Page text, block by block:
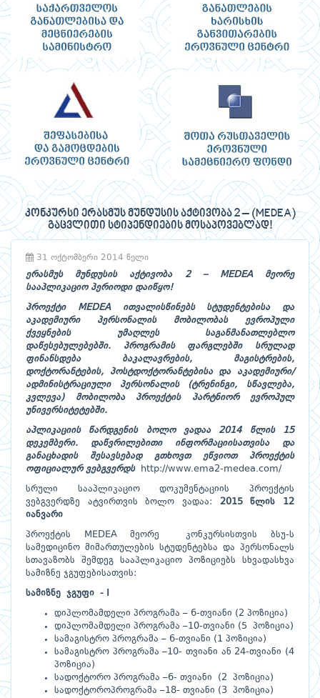
კონკურსი ერასმუს მუნდუსის აქტივობა 2 – (MEDEA)
გაცვლითი სტიპენდიების მოსაპოვებლად!
31 ოქტომბერი 2014 წელი
ერასმუს მუნდუსის აქტივობა 2 – MEDEA
მეორე
სააპლიკაციო პერიოდი დაიწყო!
პროექტი MEDEA ითვალისწინებს სტუდენტებისა და
აკადემიური პერსონალის მობილობას ევროპული
ქვეყნების უმაღლეს საგანმანათლებლო
დაწესებულებებში. პროგრამის ფარგლებში სრულად
ფინანსდება ბაკალავრების, მაგისტრების,
დოქტორანტების, პოსტდოქტორანტებისა და აკადემიური/
ადმინისტრაციული პერსონალის (ტრენინგი, სწავლება,
კვლევა) მობილობა პროექტის პარტნიორ ევროპულ
უნივერსიტეტებში.
აპლიკაციის წარდგენის ბოლო ვადაა 2014 წლის 15
დეკემბერი.
დაწვრილებითი ინფორმაციისათვისა და
განაცხადის შესავსებად გთხოვთ ეწვიოთ პროექტის
ოფიციალურ ვებგვერდს
http://www.ema2-medea.com/
სრული სააპლიკაციო დოკუმენტაციის პროექტის
ვებგვერდზე ატვირთვის ბოლო ვადაა:
2015წლის 12
იანვარი
პროექტის MEDEA მეორე კონკურსისთვის ბსუ-ს
სამედიცინო მიმართულების სტუდენტებსა და პერსონალს
სთავაზობს შემდეგ სააპლიკაციო პოზიციებს სხვადასხვა
სამიზნე ჯგუფებისათვის:
სამიზნე ჯგუფი -
დიპლომამდელი პროგრამა – 6-თვიანი (2 პოზიცია)
დიპლომამდელი პროგრამა –10-თვიანი (5 პოზიცია)
სამაგისტრო პროგრამა – 6-თვიანი (1 პოზიცია)
სამაგისტრო პროგრამა –10- თვიანი ან 24-თვიანი (4
პოზიცია)
სადოქტორო პროგრამა –6- თვიანი (2 პოზიცია)
სადოქტოროპროგრამა –18- თვიანი (3 პოზიცია)